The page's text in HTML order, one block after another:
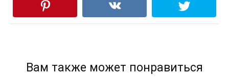
Вам также может понравиться